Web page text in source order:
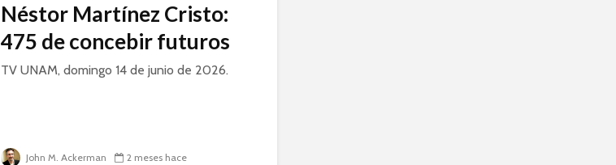
Néstor Martínez Cristo:
475 de concebir futuros
TV UNAM, domingo 14 de junio de 2026.
John M. Ackerman 2 meses hace